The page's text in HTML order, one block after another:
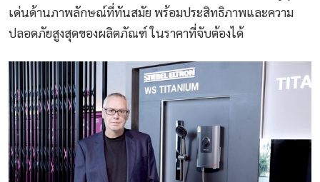
เด่นด้านภาพลักษณ์ที่ทันสมัย พร้อมประสิทธิภาพและความ
ปลอดภัยสูงสุดของผลิตภัณฑ์ ในราคาที่จับต้องได้